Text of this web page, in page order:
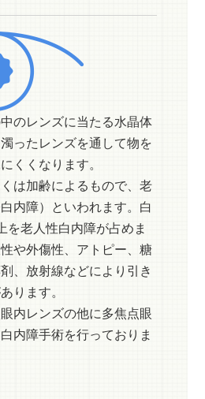
のレンズに当たる水晶体
ったレンズを通して物を
くくなります。
は加齢によるもので、老
内障）といわれます。白
を老人性白内障が占めま
や外傷性、アトピー、糖
、放射線などにより引き
ります。
内レンズの他に多焦点眼
内障手術を行っておりま